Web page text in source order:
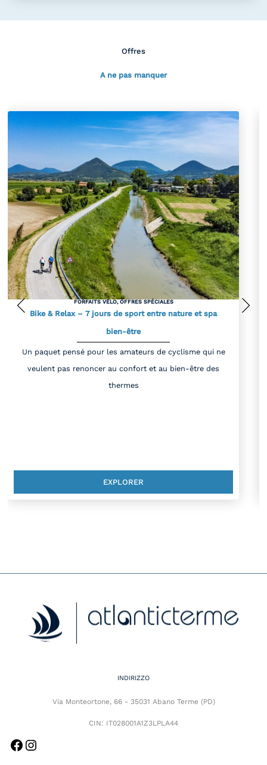
Offres
A ne pas manquer
FORFAITS VÉLO, OFFRES SPÉCIALES
Bike & Relax – 7 jours de sport entre nature et spa
bien-être
Un paquet pensé pour les amateurs de cyclisme qui ne
veulent pas renoncer au confort et au bien-être des
thermes
EXPLORER
INDIRIZZO
Via Monteortone, 66 - 35031 Abano Terme (PD)
CIN: IT028001A1Z3LPLA44
Facebook
Instagram